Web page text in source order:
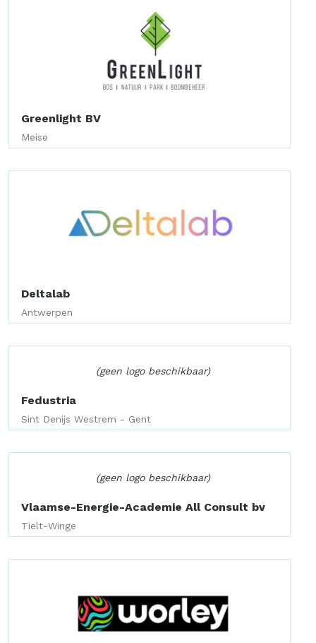
Greenlight BV
Meise
Deltalab
Antwerpen
(geen logo beschikbaar)
Fedustria
Sint Denijs Westrem - Gent
(geen logo beschikbaar)
Vlaamse-Energie-Academie All Consult bv
Tielt-Winge